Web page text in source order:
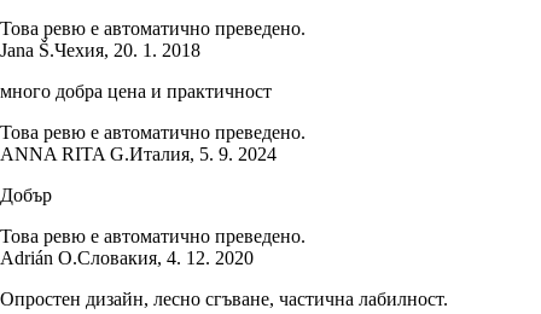
Това ревю е автоматично преведено.
Jana Š.Чехия, 20. 1. 2018
много добра цена и практичност
Това ревю е автоматично преведено.
ANNA RITA G.Италия, 5. 9. 2024
Добър
Това ревю е автоматично преведено.
Adrián O.Словакия, 4. 12. 2020
Опростен дизайн, лесно сгъване, частична лабилност.